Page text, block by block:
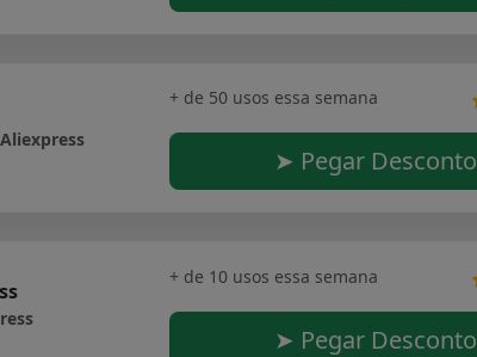
Aliexpress
+ de 50 usos essa semana
➤ Pegar Desconto
+ de 10 usos essa semana
➤ Pegar Desconto